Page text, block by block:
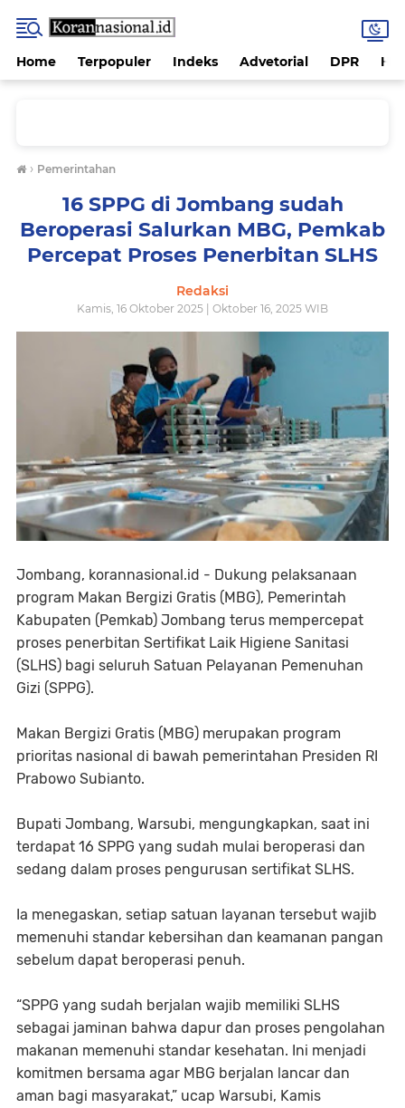
Home Terpopuler Indeks Advetorial DPR
› Pemerintahan
16 SPPG di Jombang sudah
Beroperasi Salurkan MBG, Pemkab
Percepat Proses Penerbitan SLHS
Redaksi
Kamis, 16 Oktober 2025 | Oktober 16, 2025 WIB
Jombang, korannasional.id - Dukung pelaksanaan
program Makan Bergizi Gratis (MBG), Pemerintah
Kabupaten (Pemkab) Jombang terus mempercepat
proses penerbitan Sertifikat Laik Higiene Sanitasi
(SLHS) bagi seluruh Satuan Pelayanan Pemenuhan
Gizi (SPPG).
Makan Bergizi Gratis (MBG) merupakan program
prioritas nasional di bawah pemerintahan Presiden RI
Prabowo Subianto.
Bupati Jombang, Warsubi, mengungkapkan, saat ini
terdapat 16 SPPG yang sudah mulai beroperasi dan
sedang dalam proses pengurusan sertifikat SLHS.
Ia menegaskan, setiap satuan layanan tersebut wajib
memenuhi standar kebersihan dan keamanan pangan
sebelum dapat beroperasi penuh.
“SPPG yang sudah berjalan wajib memiliki SLHS
sebagai jaminan bahwa dapur dan proses pengolahan
makanan memenuhi standar kesehatan. Ini menjadi
komitmen bersama agar MBG berjalan lancar dan
aman bagi masyarakat,” ucap Warsubi, Kamis